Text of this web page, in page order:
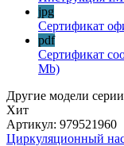
jpg
Сертификат
pdf
Сертификат
Mb)
Другие модели
Хит
Артикул: 979521960
Циркуляционный